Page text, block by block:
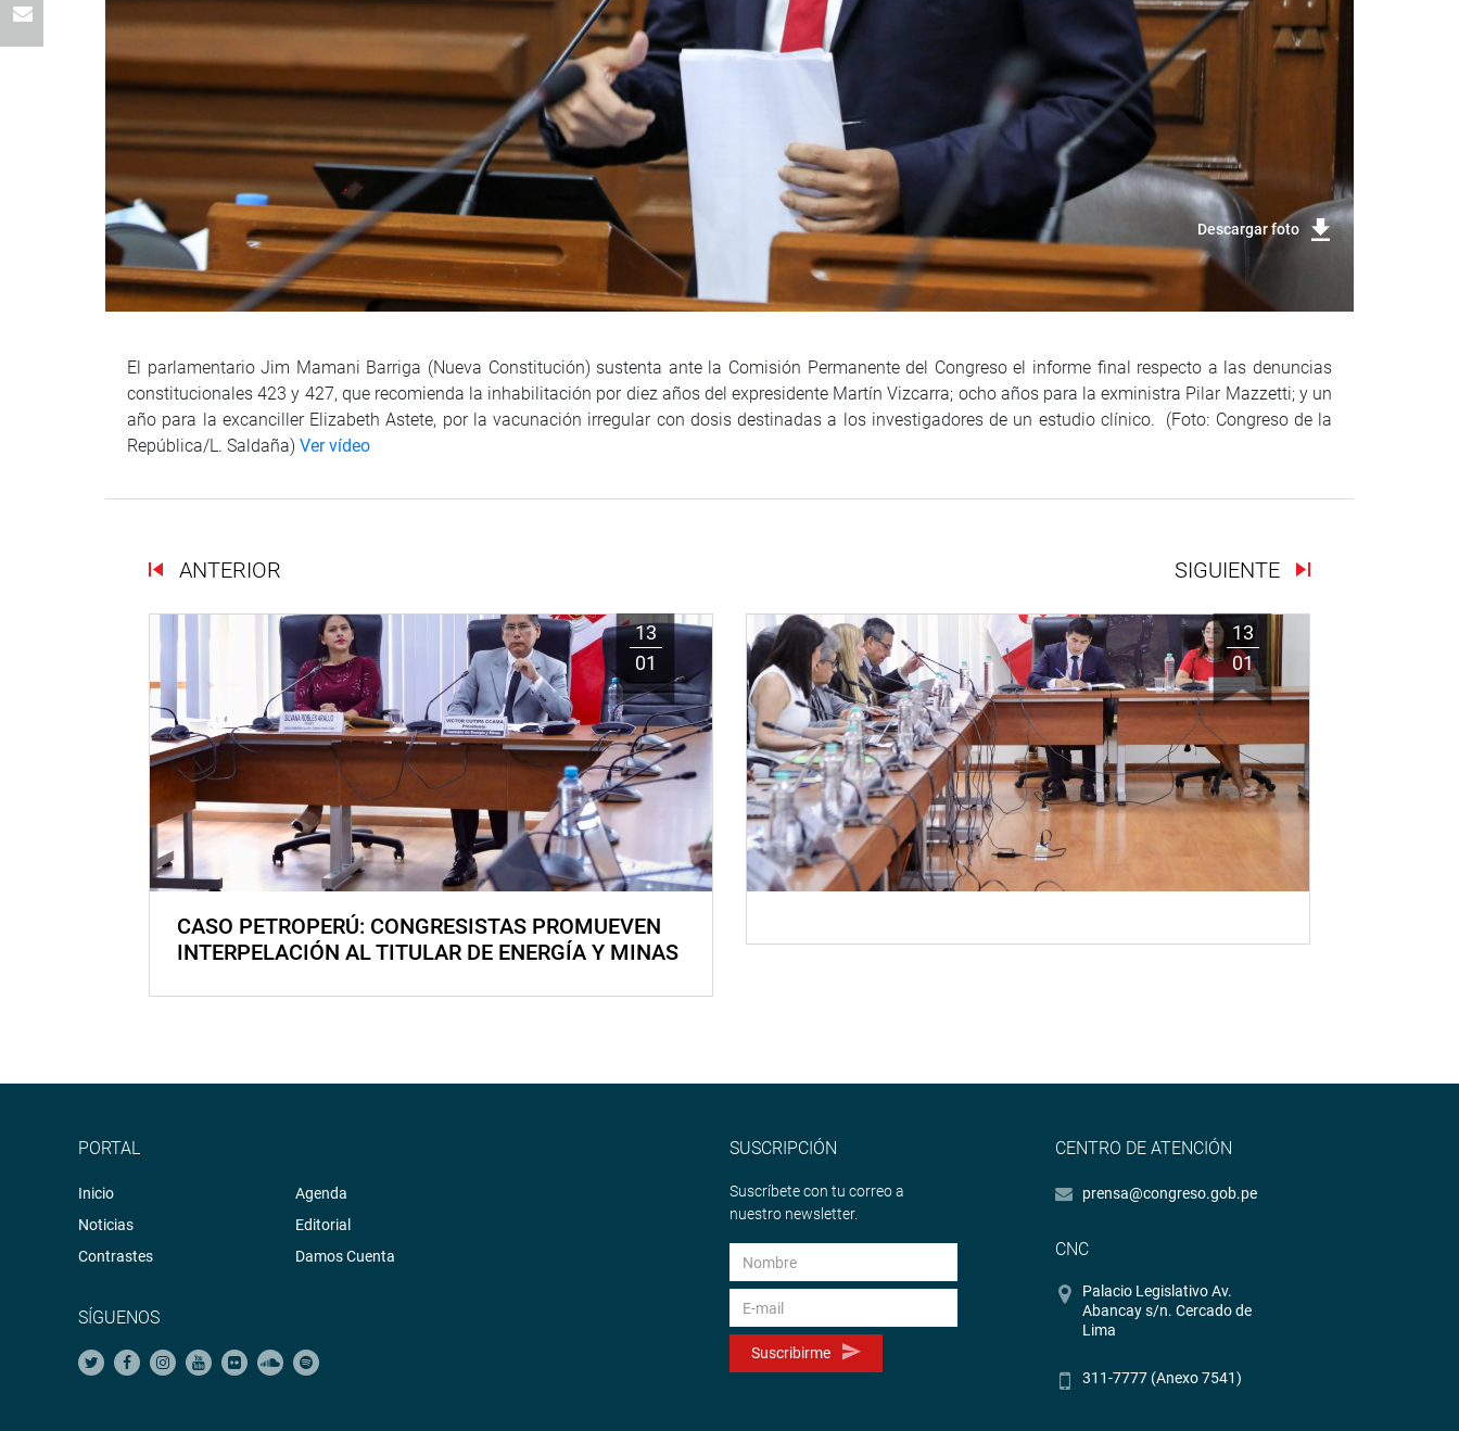
Descargar foto
El parlamentario Jim Mamani Barriga (Nueva Constitución) sustenta ante la Comisión Permanente del Congreso el informe final respecto a las denuncias
constitucionales 423 y 427, que recomienda la inhabilitación por diez años del expresidente Martín Vizcarra; ocho años para la exministra Pilar Mazzetti; y un
año para la excanciller Elizabeth Astete, por la vacunación irregular con dosis destinadas a los investigadores de un estudio clínico. (Foto: Congreso de la
República/L. Saldaña) Ver vídeo
ANTERIOR SIGUIENTE
13
01
CASO PETROPERÚ: CONGRESISTAS PROMUEVEN
INTERPELACIÓN AL TITULAR DE ENERGÍA Y MINAS
13
01
PORTAL
Inicio
Noticias
Contrastes
Agenda
Editorial
Damos Cuenta
SÍGUENOS
SUSCRIPCIÓN
Suscríbete con tu correo a
nuestro newsletter.
Suscribirme
CENTRO DE ATENCIÓN
prensa@congreso.gob.pe
CNC
Palacio Legislativo Av.
Abancay s/n. Cercado de
Lima
311-7777 (Anexo 7541)